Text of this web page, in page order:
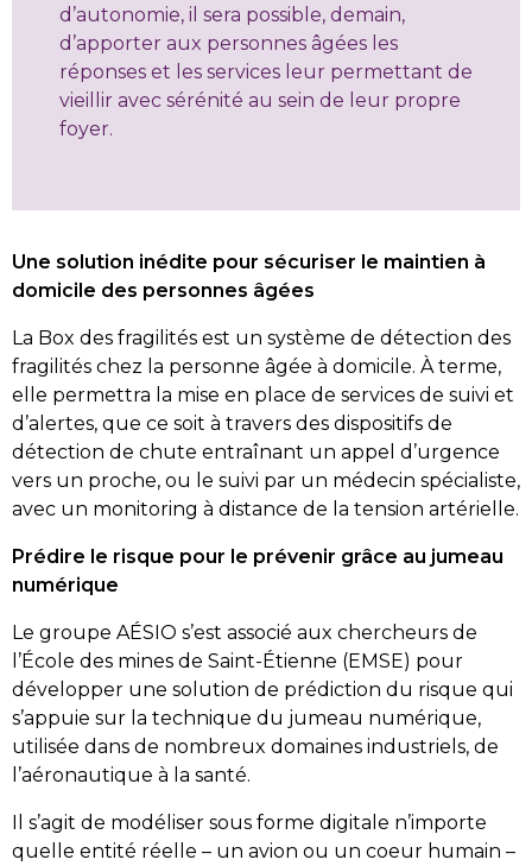
d’autonomie, il sera possible, demain,
d’apporter aux personnes âgées les
réponses et les services leur permettant de
vieillir avec sérénité au sein de leur propre
foyer.
Une solution inédite pour sécuriser le maintien à
domicile des personnes âgées
La Box des fragilités est un système de détection des
fragilités chez la personne âgée à domicile. À terme,
elle permettra la mise en place de services de suivi et
d’alertes, que ce soit à travers des dispositifs de
détection de chute entraînant un appel d’urgence
vers un proche, ou le suivi par un médecin spécialiste,
avec un monitoring à distance de la tension artérielle.
Prédire le risque pour le prévenir grâce au jumeau
numérique
Le groupe AÉSIO s’est associé aux chercheurs de
l’École des mines de Saint-Étienne (EMSE) pour
développer une solution de prédiction du risque qui
s’appuie sur la technique du jumeau numérique,
utilisée dans de nombreux domaines industriels, de
l’aéronautique à la santé.
Il s’agit de modéliser sous forme digitale n’importe
quelle entité réelle – un avion ou un coeur humain –